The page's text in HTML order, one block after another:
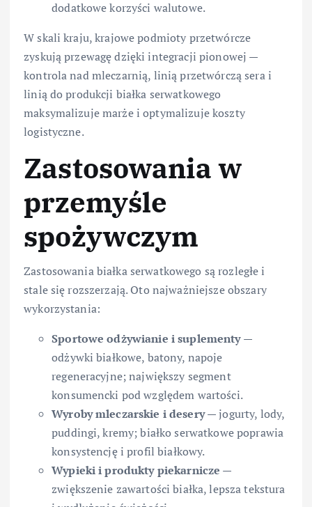
dodatkowe korzyści walutowe.
W skali kraju, krajowe podmioty przetwórcze
zyskują przewagę dzięki integracji pionowej —
kontrola nad mleczarnią, linią przetwórczą sera i
linią do produkcji białka serwatkowego
maksymalizuje marże i optymalizuje koszty
logistyczne.
Zastosowania w
przemyśle
spożywczym
Zastosowania białka serwatkowego są rozległe i
stale się rozszerzają. Oto najważniejsze obszary
wykorzystania:
Sportowe odżywianie i suplementy—
odżywki białkowe, batony, napoje
regeneracyjne; największy segment
konsumencki pod względem wartości.
Wyroby mleczarskie i desery— jogurty, lody,
puddingi, kremy; białko serwatkowe poprawia
konsystencję i profil białkowy.
Wypieki i produkty piekarnicze —
zwiększenie zawartości białka, lepsza tekstura